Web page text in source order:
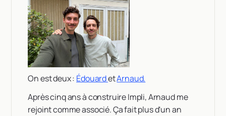
On est deux : ÉdouardetArnaud.
Après cinq ans à construire Impli, Arnaud me
rejoint comme associé. Ça fait plus d'un an